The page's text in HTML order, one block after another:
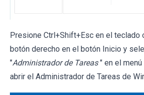
Presione Ctrl+Shift+Esc en el teclado
botón derecho en el botón Inicio y
"Administrador de Tareas " en el
abrir el Administrador de Tareas de